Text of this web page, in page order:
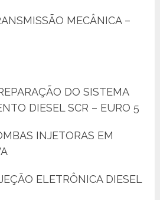
MECÂNICA –
DO SISTEMA
DIESEL SCR – EURO 5
INJETORAS EM
ELETRÔNICA DIESEL